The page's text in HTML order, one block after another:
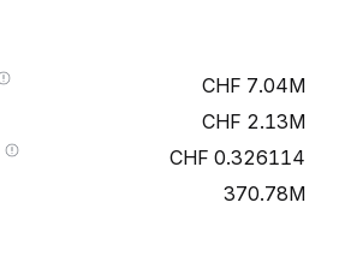
7.04M
2.13M
0.326114
370.78M